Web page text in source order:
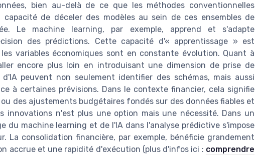
bien au-delà de ce que les méthodes conventionnelles
de déceler des modèles au sein de ces ensembles de
Le machine learning, par exemple, apprend et s'adapte
des prédictions. Cette capacité d'« apprentissage » est
variables économiques sont en constante évolution. Quant à
encore plus loin en introduisant une dimension de prise de
peuvent non seulement identifier des schémas, mais aussi
à certaines prévisions. Dans le contexte financier, cela signifie
des ajustements budgétaires fondés sur des données fiables et
innovations n'est plus une option mais une nécessité. Dans un
du machine learning et de l'IA dans l'analyse prédictive s'impose
La consolidation financière, par exemple, bénéficie grandement
accrue et une rapidité d'exécution (plus d'infos ici : comprendre